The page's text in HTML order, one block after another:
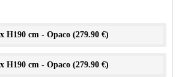
H190 cm - Opaco (279.90 €)
H190 cm - Opaco (279.90 €)